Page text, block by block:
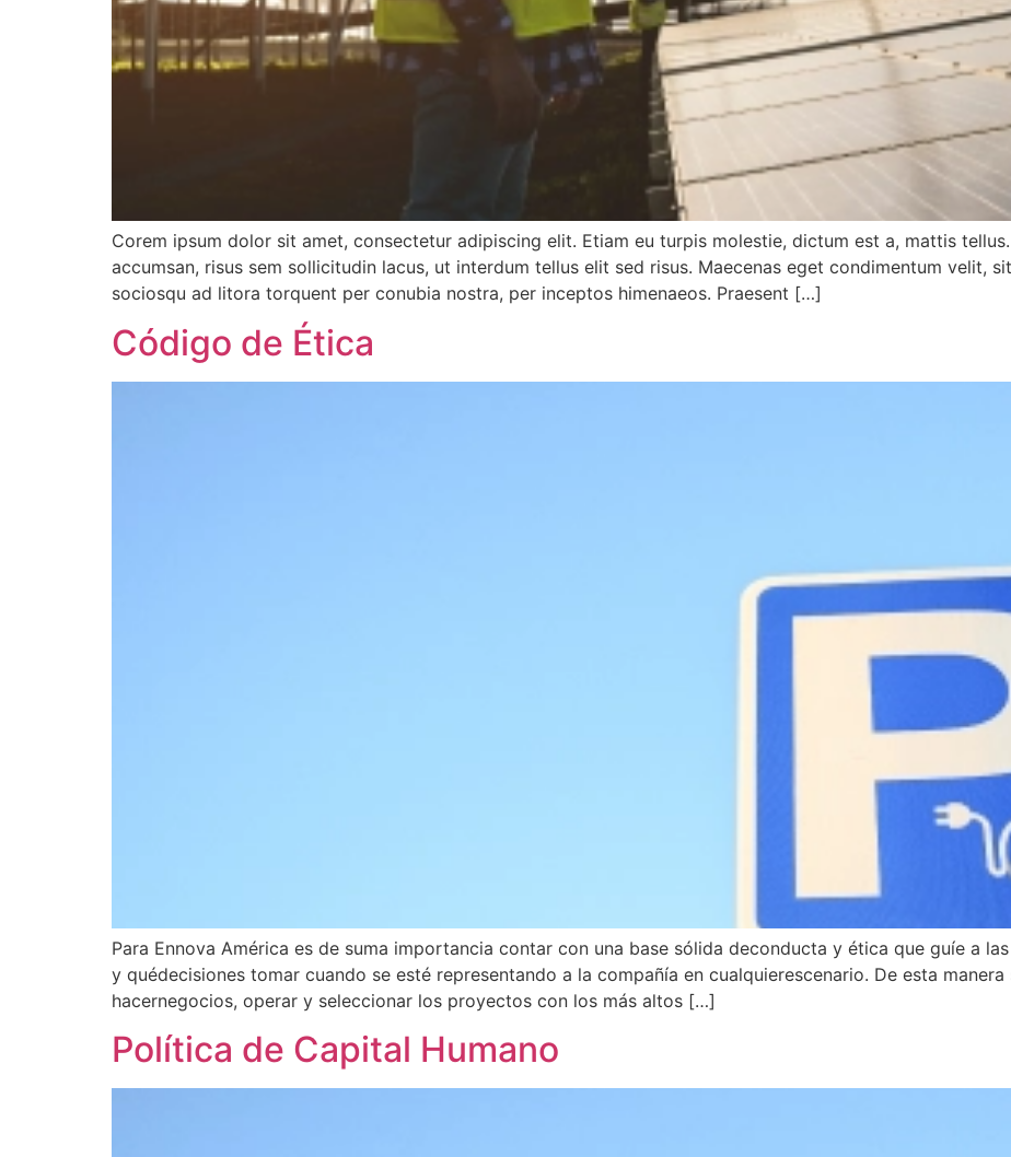
Corem ipsum dolor sit amet, consectetur adipiscing elit. Etiam eu turpis molestie, dictum est a, mattis
accumsan, risus sem sollicitudin lacus, ut interdum tellus elit sed risus. Maecenas eget condimentum velit,
sociosqu ad litora torquent per conubia nostra, per inceptos himenaeos. Praesent […]
Código de Ética
Para Ennova América es de suma importancia contar con una base sólida deconducta y ética que guíe a
y quédecisiones tomar cuando se esté representando a la compañía en cualquierescenario. De esta
hacernegocios, operar y seleccionar los proyectos con los más altos […]
Política de Capital Humano